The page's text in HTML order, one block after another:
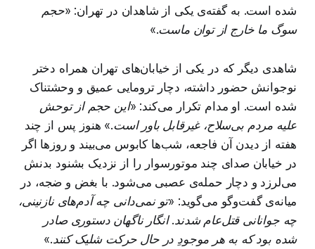
شده است. به گفته‌ی یکی از شاهدان در تهران: «حجم
سوگ ما خارج از توان ماست.»
شاهدی دیگر که در یکی از خیابان‌های تهران همراه دختر
نوجوانش حضور داشته، دچار ترومایی عمیق و وحشتناک
شده است. او مدام تکرار می‌کند: «این حجم از توحش
علیه مردم بی‌سلاح، غیرقابل باور است.» هنوز پس از چند
هفته از دیدن آن فاجعه، شب‌ها کابوس می‌بیند و روزها اگر
در خیابان صدای چند موتورسوار را از نزدیک بشنود بدنش
می‌لرزد و دچار حمله‌ی عصبی می‌شود. با بغض و ضجه، در
میانه‌ی گفت‌وگو می‌گوید: «تو نمی‌دانی چه آدم‌های نازنینی،
چه جوانانی قتل‌عام شدند. انگار ناگهان دستوری صادر
شده بود که به هر موجودِ در حال حرکت شلیک کنند.»